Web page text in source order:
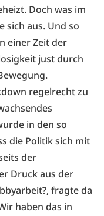
Doch was im
sich aus. Und so
einer Zeit der
just durch
regelrecht zu
in den so
die Politik sich mit
der
Druck aus der
fragte da
haben das in